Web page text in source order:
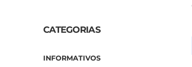
CATEGORIAS
INFORMATIVOS